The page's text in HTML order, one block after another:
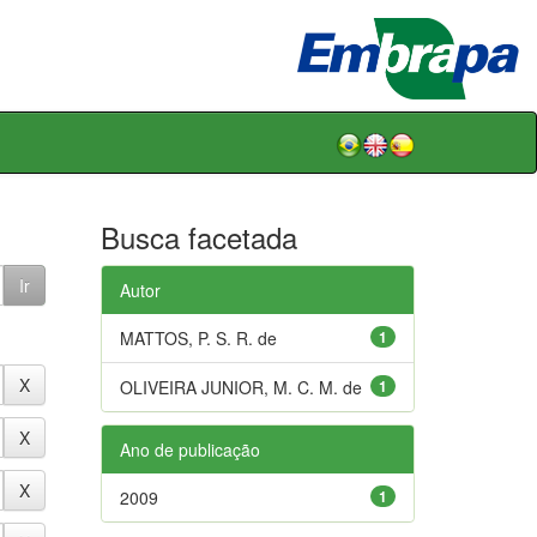
Busca facetada
Autor
1
MATTOS, P. S. R. de
1
OLIVEIRA JUNIOR, M. C. M. de
Ano de publicação
1
2009